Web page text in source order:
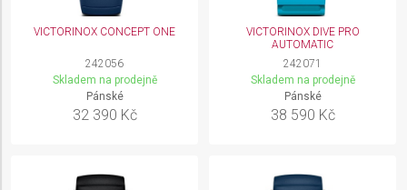
VICTORINOX CONCEPT ONE
242056
Skladem na prodejně
Pánské
32 390 Kč
VICTORINOX DIVE PRO
AUTOMATIC
242071
Skladem na prodejně
Pánské
38 590 Kč